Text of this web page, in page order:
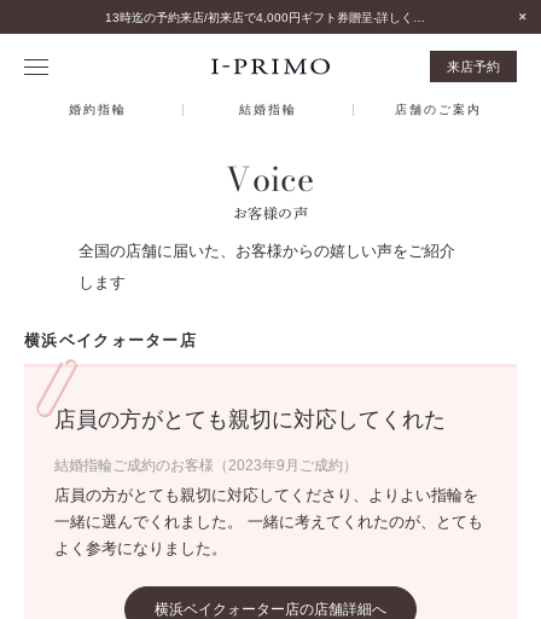
来店予約
婚約指輪 結婚指輪 店舗のご案内
Voice
お客様の声
全国の店舗に届いた、お客様からの嬉しい声をご紹介
します
横浜ベイクォーター店
店員の方がとても親切に対応してくれた
結婚指輪ご成約のお客様（2023年9月ご成約）
店員の方がとても親切に対応してくださり、よりよい指輪を
一緒に選んでくれました。 一緒に考えてくれたのが、とても
よく参考になりました。
横浜ベイクォーター店の店舗詳細へ